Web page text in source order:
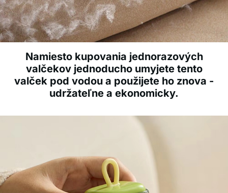
Namiesto kupovania jednorazových
valčekov jednoducho umyjete tento
valček pod vodou a použijete ho znova -
udržateľne a ekonomicky.